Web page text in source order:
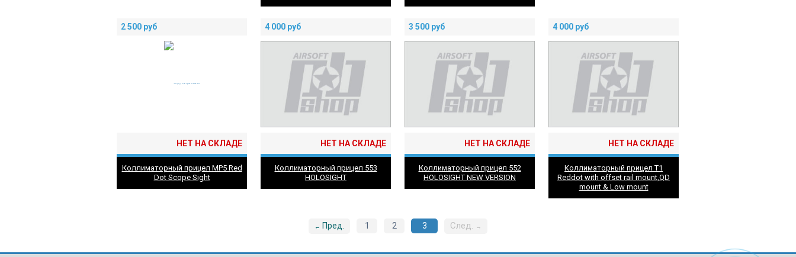
2 500 руб
НЕТ НА СКЛАДЕ
Коллиматорный прицел MP5 Red
Dot Scope Sight
4 000 руб
НЕТ НА СКЛАДЕ
Коллиматорный прицел 553
HOLOSIGHT
3 500 руб
НЕТ НА СКЛАДЕ
Коллиматорный прицел 552
HOLOSIGHT NEW VERSION
4 000 руб
НЕТ НА СКЛАДЕ
Коллиматорный прицел T1
Reddot with offset rail mount,QD
mount & Low mount
← Пред. 1 2 3 След. →